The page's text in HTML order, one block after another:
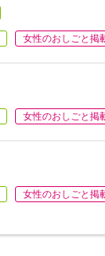
女性のおしごと掲
女性のおしごと掲
女性のおしごと掲